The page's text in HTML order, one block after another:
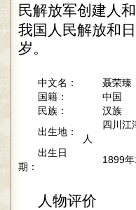
民解放军创建人
我国人民解放和
岁。
中文名：
聂荣臻
国籍：
中国
民族：
汉族
出生地：
四川江
人
出生日
期：
1899
人物评价